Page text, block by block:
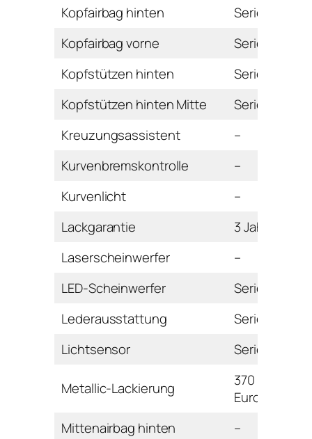
Kopfairbag hinten
Serie
Kopfairbag vorne
Serie
Kopfstützen hinten
Serie
Kopfstützen hinten Mitte
Serie
Kreuzungsassistent
–
Kurvenbremskontrolle
–
Kurvenlicht
–
Lackgarantie
3 Jahre
Laserscheinwerfer
–
LED-Scheinwerfer
Serie
Lederausstattung
Serie
Lichtsensor
Serie
Metallic-Lackierung
370
Euro
Mittenairbag hinten
–